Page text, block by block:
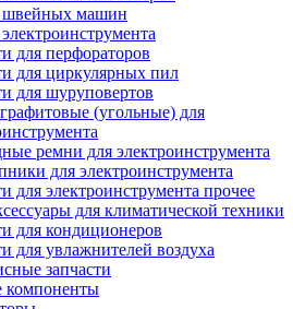
швейных машин
для перфораторов
для циркулярных пил
для шуруповертов
(угольные) для
ремни для электроинструмента
для электроинструмента
для электроинструмента прочее
для климатической техники
для кондиционеров
для увлажнителей воздуха
запчасти
компоненты